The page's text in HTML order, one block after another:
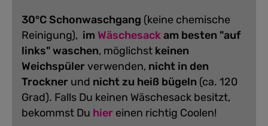
30°C Schonwaschgang (keine chemische
Reinigung), im Wäschesackam besten "auf
links" waschen, möglichst keinen
Weichspülerverwenden, nicht in den
Trockner und nicht zu heiß bügeln (ca. 120
Grad). Falls Du keinen Wäschesack besitzt,
bekommst Du hier einen richtig Coolen!